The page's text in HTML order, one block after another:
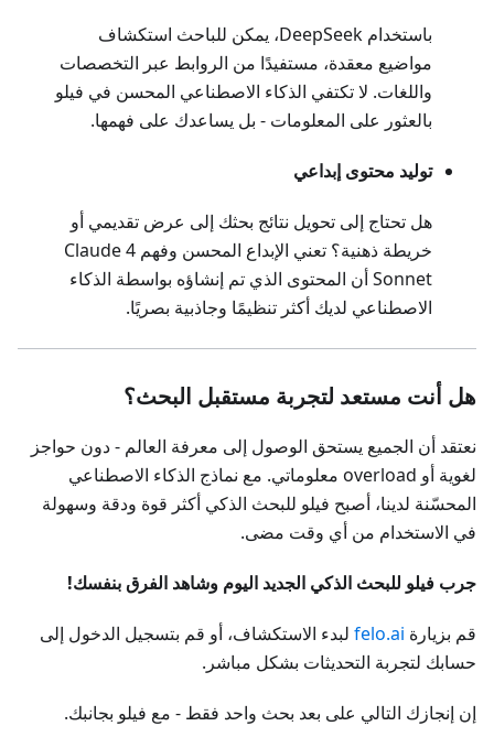
باستخدام DeepSeek، يمكن للباحث استكشاف
مواضيع معقدة، مستفيدًا من الروابط عبر التخصصات
واللغات. لا تكتفي الذكاء الاصطناعي المحسن في فيلو
بالعثور على المعلومات - بل يساعدك على فهمها.
توليد محتوى إبداعي
هل تحتاج إلى تحويل نتائج بحثك إلى عرض تقديمي أو
خريطة ذهنية؟ تعني الإبداع المحسن وفهم Claude 4
Sonnet أن المحتوى الذي تم إنشاؤه بواسطة الذكاء
الاصطناعي لديك أكثر تنظيمًا وجاذبية بصريًا.
هل أنت مستعد لتجربة مستقبل البحث؟
نعتقد أن الجميع يستحق الوصول إلى معرفة العالم - دون حواجز
لغوية أو overload معلوماتي. مع نماذج الذكاء الاصطناعي
المحسّنة لدينا، أصبح فيلو للبحث الذكي أكثر قوة ودقة وسهولة
في الاستخدام من أي وقت مضى.
جرب فيلو للبحث الذكي الجديد اليوم وشاهد الفرق بنفسك!
قم بزيارة felo.ai لبدء الاستكشاف، أو قم بتسجيل الدخول إلى
حسابك لتجربة التحديثات بشكل مباشر.
إن إنجازك التالي على بعد بحث واحد فقط - مع فيلو بجانبك.